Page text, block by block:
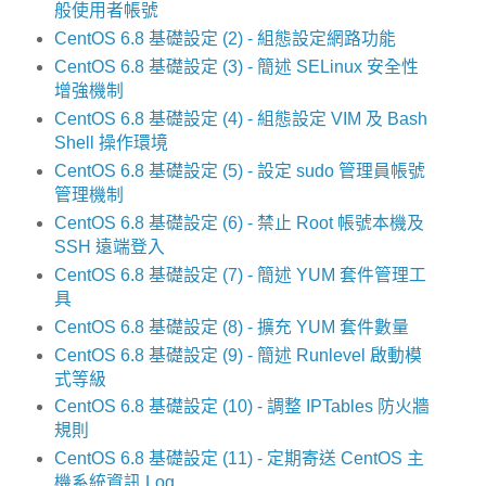
般使用者帳號
CentOS 6.8 基礎設定 (2) - 組態設定網路功能
CentOS 6.8 基礎設定 (3) - 簡述 SELinux 安全性
增強機制
CentOS 6.8 基礎設定 (4) - 組態設定 VIM 及 Bash
Shell 操作環境
CentOS 6.8 基礎設定 (5) - 設定 sudo 管理員帳號
管理機制
CentOS 6.8 基礎設定 (6) - 禁止 Root 帳號本機及
SSH 遠端登入
CentOS 6.8 基礎設定 (7) - 簡述 YUM 套件管理工
具
CentOS 6.8 基礎設定 (8) - 擴充 YUM 套件數量
CentOS 6.8 基礎設定 (9) - 簡述 Runlevel 啟動模
式等級
CentOS 6.8 基礎設定 (10) - 調整 IPTables 防火牆
規則
CentOS 6.8 基礎設定 (11) - 定期寄送 CentOS 主